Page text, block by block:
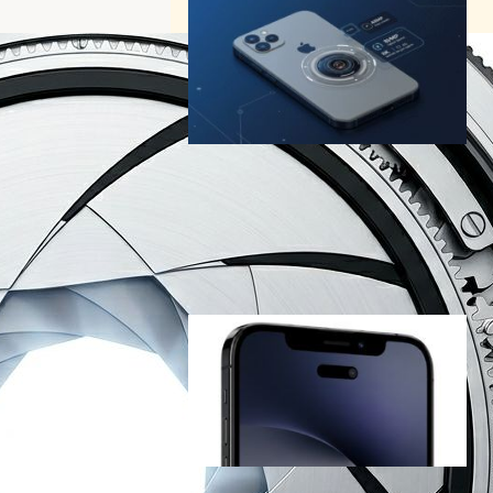
iPhone 17 Pro、8倍光学ズー
ム搭載へ──トリプル48MPで
スマホ撮影が変わる
Apple
2025年7月29日14:30
iPhone 18 Pro、ディスプレ